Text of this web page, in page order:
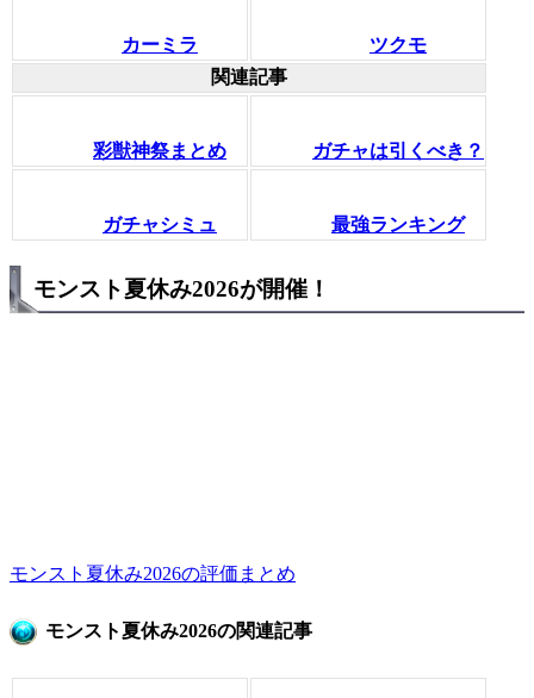
カーミラ
ツクモ
関連記事
彩獣神祭まとめ ガチャは引くべき？
ガチャシミュ 最強ランキング
モンスト夏休み2026が開催！
モンスト夏休み2026の評価まとめ
モンスト夏休み2026の関連記事